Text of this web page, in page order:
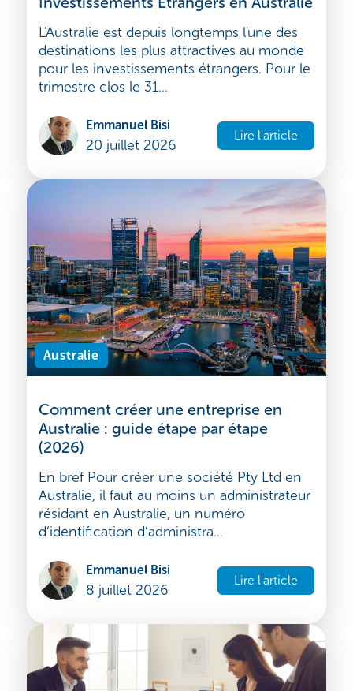
Réformes FIRB 2026 : Impact sur les
Investissements Étrangers en Australie
L'Australie est depuis longtemps l'une des
destinations les plus attractives au monde
pour les investissements étrangers. Pour le
20 juillet 2026
Lire l'article
Australie
Comment créer une entreprise en
Australie : guide étape par étape
(2026)
En bref Pour créer une société Pty Ltd en
Australie, il faut au moins un administrateur
résidant en Australie, un numéro
Emmanuel Bisi
8 juillet 2026
Lire l'article